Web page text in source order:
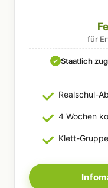
für
✓ Staatlich
Realschul-
4 Wochen
Klett-